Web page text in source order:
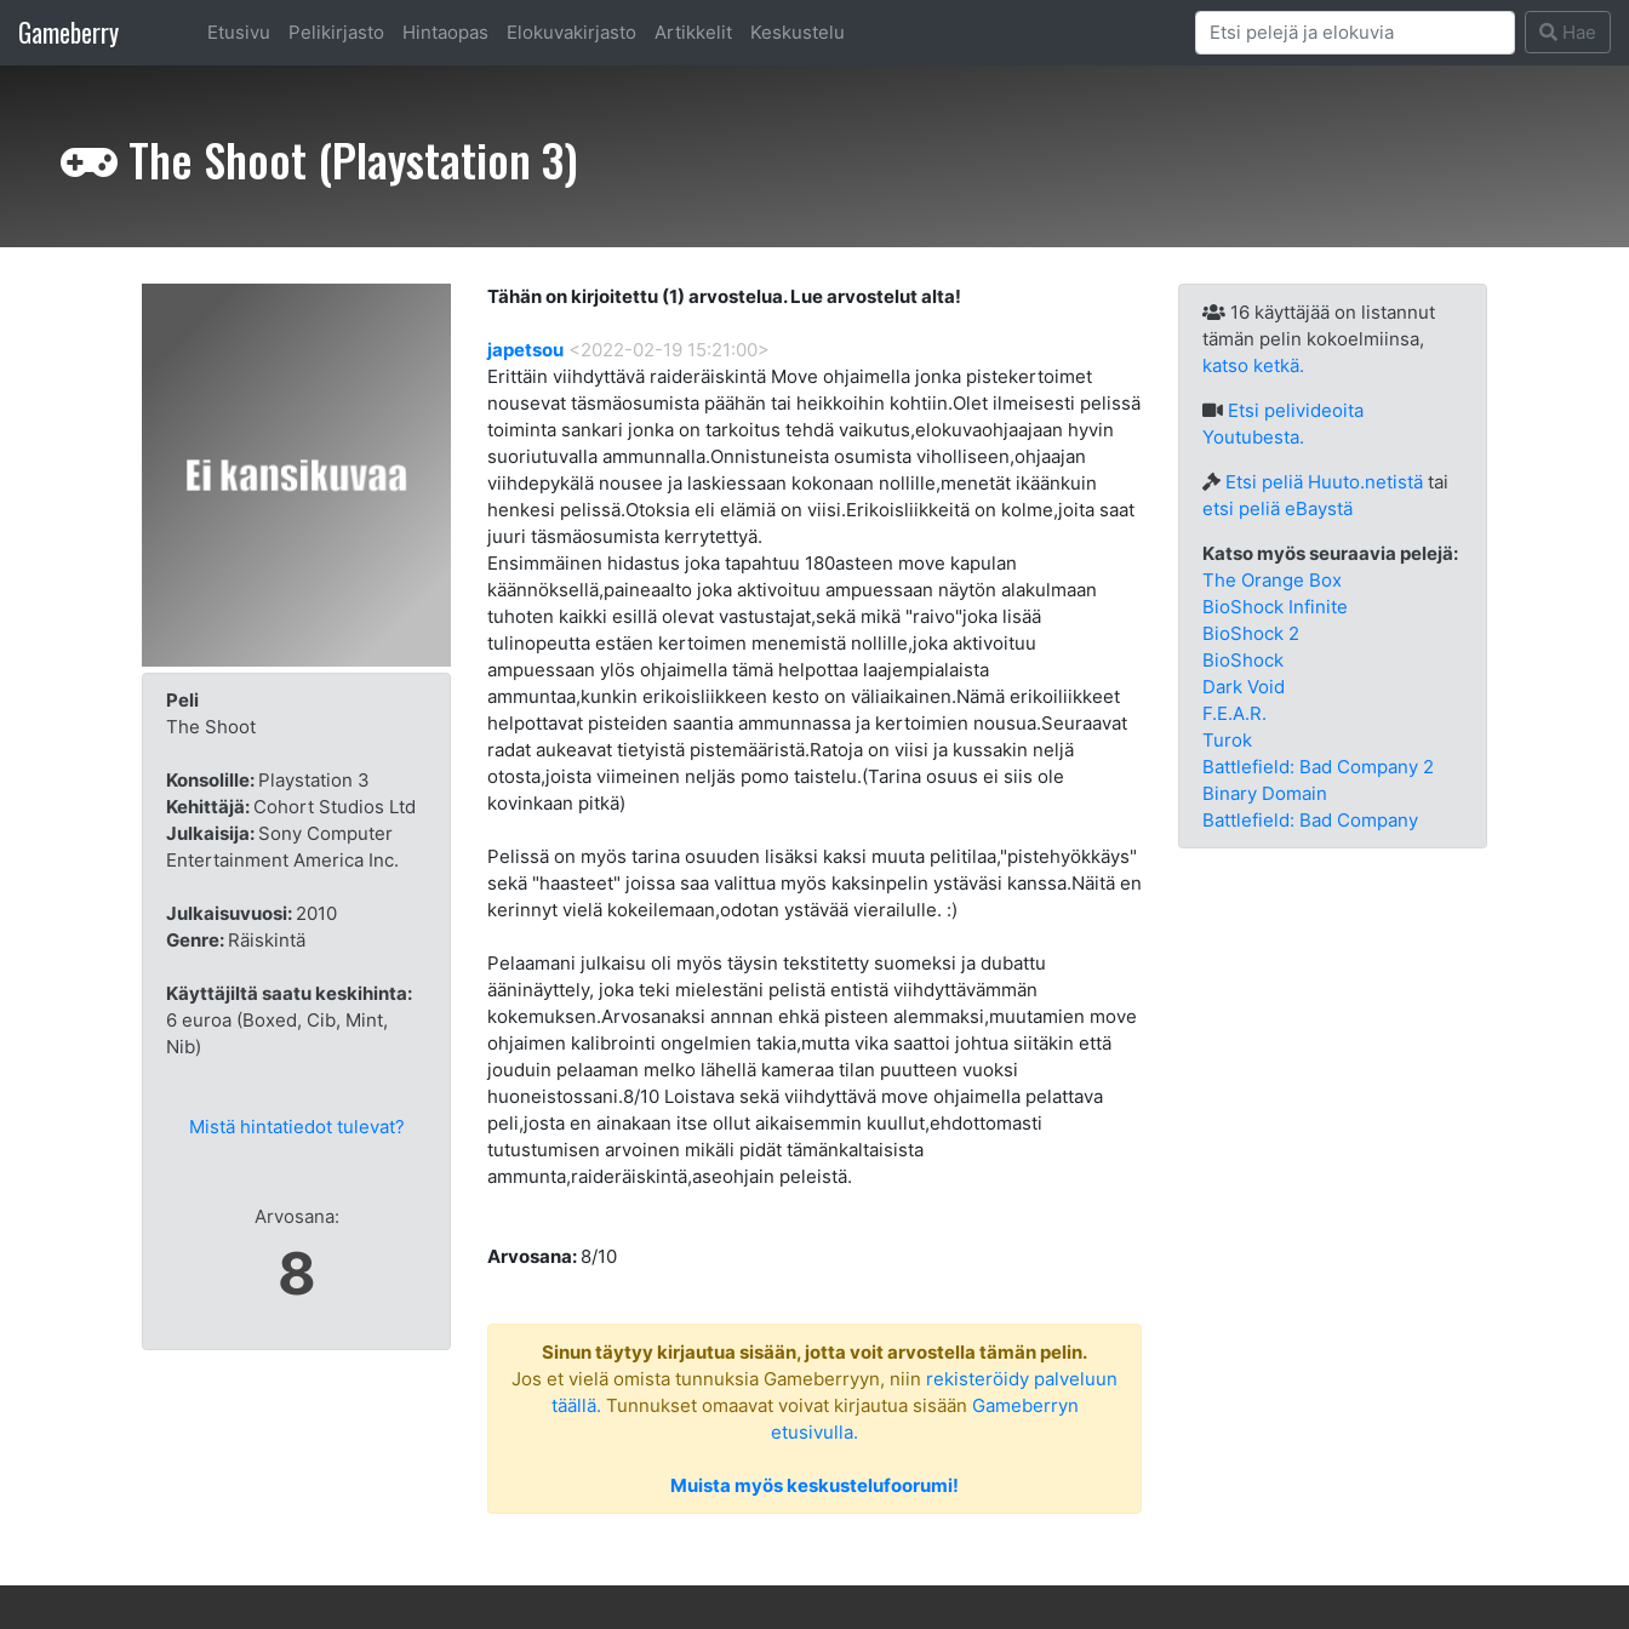
Gameberry Etusivu Pelikirjasto Hintaopas Elokuvakirjasto Artikkelit Keskustelu Hae
The Shoot (Playstation 3)
Peli
The Shoot
Konsolille: Playstation 3
Kehittäjä: Cohort Studios Ltd
Julkaisija: Sony Computer
Entertainment America Inc.
Julkaisuvuosi: 2010
Genre: Räiskintä
Käyttäjiltä saatu keskihinta:
6 euroa (Boxed, Cib, Mint,
Nib)
Mistä hintatiedot tulevat?
Arvosana:
8
Tähän on kirjoitettu (1) arvostelua. Lue arvostelut alta!
japetsou <2022-02-19 15:21:00>
Erittäin viihdyttävä raideräiskintä Move ohjaimella jonka pistekertoimet
nousevat täsmäosumista päähän tai heikkoihin kohtiin.Olet ilmeisesti pelissä
toiminta sankari jonka on tarkoitus tehdä vaikutus,elokuvaohjaajaan hyvin
suoriutuvalla ammunnalla.Onnistuneista osumista viholliseen,ohjaajan
viihdepykälä nousee ja laskiessaan kokonaan nollille,menetät ikäänkuin
henkesi pelissä.Otoksia eli elämiä on viisi.Erikoisliikkeitä on kolme,joita saat
juuri täsmäosumista kerrytettyä.
Ensimmäinen hidastus joka tapahtuu 180asteen move kapulan
käännöksellä,paineaalto joka aktivoituu ampuessaan näytön alakulmaan
tuhoten kaikki esillä olevat vastustajat,sekä mikä "raivo"joka lisää
tulinopeutta estäen kertoimen menemistä nollille,joka aktivoituu
ampuessaan ylös ohjaimella tämä helpottaa laajempialaista
ammuntaa,kunkin erikoisliikkeen kesto on väliaikainen.Nämä erikoiliikkeet
helpottavat pisteiden saantia ammunnassa ja kertoimien nousua.Seuraavat
radat aukeavat tietyistä pistemääristä.Ratoja on viisi ja kussakin neljä
otosta,joista viimeinen neljäs pomo taistelu.(Tarina osuus ei siis ole
kovinkaan pitkä)
Pelissä on myös tarina osuuden lisäksi kaksi muuta pelitilaa,"pistehyökkäys"
sekä "haasteet" joissa saa valittua myös kaksinpelin ystäväsi kanssa.Näitä en
kerinnyt vielä kokeilemaan,odotan ystävää vierailulle. :)
Pelaamani julkaisu oli myös täysin tekstitetty suomeksi ja dubattu
ääninäyttely, joka teki mielestäni pelistä entistä viihdyttävämmän
kokemuksen.Arvosanaksi annnan ehkä pisteen alemmaksi,muutamien move
ohjaimen kalibrointi ongelmien takia,mutta vika saattoi johtua siitäkin että
jouduin pelaaman melko lähellä kameraa tilan puutteen vuoksi
huoneistossani.8/10 Loistava sekä viihdyttävä move ohjaimella pelattava
peli,josta en ainakaan itse ollut aikaisemmin kuullut,ehdottomasti
tutustumisen arvoinen mikäli pidät tämänkaltaisista
ammunta,raideräiskintä,aseohjain peleistä.
Arvosana: 8/10
Sinun täytyy kirjautua sisään, jotta voit arvostella tämän pelin.
Jos et vielä omista tunnuksia Gameberryyn, niin rekisteröidy palveluun
täällä. Tunnukset omaavat voivat kirjautua sisään Gameberryn
etusivulla.
Muista myös keskustelufoorumi!
16 käyttäjää on listannut
tämän pelin kokoelmiinsa,
katso ketkä.
Etsi pelivideoita
Youtubesta.
Etsi peliä Huuto.netistätai
etsi peliä eBaystä
Katso myös seuraavia pelejä:
The Orange Box
BioShock Infinite
BioShock 2
BioShock
Dark Void
F.E.A.R.
Turok
Battlefield: Bad Company 2
Binary Domain
Battlefield: Bad Company